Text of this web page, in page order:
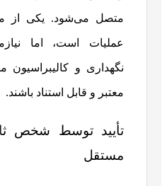
متصل می‌شود. یکی از
عملیات است، اما
نگهداری و کالیبراسیون
معتبر و قابل استناد باشند.
تأیید توسط شخص
مستقل